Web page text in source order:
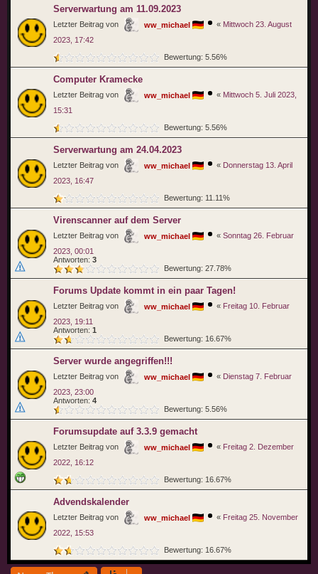
Serverwartung am 11.09.2023
Letzter Beitrag von ww_michael « Mittwoch 23. August
2023, 17:42
Bewertung: 5.56%
Computer Kramecke
Letzter Beitrag von ww_michael « Mittwoch 5. Juli 2023,
15:31
Bewertung: 5.56%
Serverwartung am 24.04.2023
Letzter Beitrag von ww_michael « Donnerstag 13. April
2023, 16:47
Bewertung: 11.11%
Virenscanner auf dem Server
Letzter Beitrag von ww_michael « Sonntag 26. Februar
2023, 00:01
Antworten: 3
Bewertung: 27.78%
Forums Update kommt in ein paar Tagen!
Letzter Beitrag von ww_michael « Freitag 10. Februar
2023, 19:11
Antworten: 1
Bewertung: 16.67%
Server wurde angegriffen!!!
Letzter Beitrag von ww_michael « Dienstag 7. Februar
2023, 23:00
Antworten: 4
Bewertung: 5.56%
Forumsupdate auf 3.3.9 gemacht
Letzter Beitrag von ww_michael « Freitag 2. Dezember
2022, 16:12
Bewertung: 16.67%
Advendskalender
Letzter Beitrag von ww_michael « Freitag 25. November
2022, 15:53
Bewertung: 16.67%